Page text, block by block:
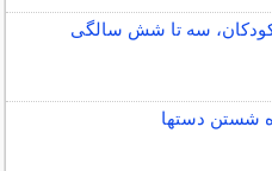
سه تا شش سالگی
شستن دستها